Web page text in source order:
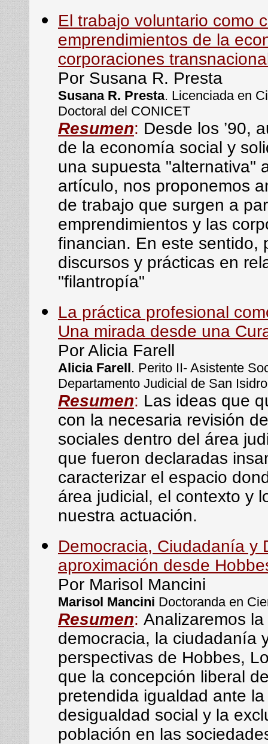
El trabajo voluntario como
emprendimientos de la
corporaciones
Por Susana R. Presta
Susana R. Presta. Licenciada en
Doctoral del CONICET
Resumen: Desde los ’90,
de la economía social y
una supuesta "alternativa"
artículo, nos proponemos
de trabajo que surgen a
emprendimientos y las
financian. En este sentido,
discursos y prácticas en
"filantropía"
La práctica profesional
Una mirada desde una
Por Alicia Farell
Alicia Farell. Perito II- Asistente
Departamento Judicial de San
Resumen: Las ideas que
con la necesaria revisión
sociales dentro del área
que fueron declaradas
caracterizar el espacio
área judicial, el contexto y
nuestra actuación.
Democracia, Ciudadanía y
aproximación desde
Por Marisol Mancini
Marisol Mancini Doctoranda en
Resumen: Analizaremos
democracia, la ciudadanía
perspectivas de Hobbes,
que la concepción liberal
pretendida igualdad ante
desigualdad social y la
población en las